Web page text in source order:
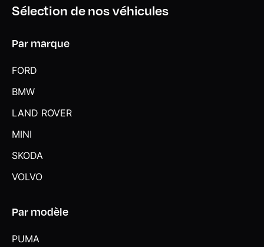
Sélection de nos véhicules
Par marque
FORD
BMW
LAND ROVER
MINI
SKODA
VOLVO
Par modèle
PUMA